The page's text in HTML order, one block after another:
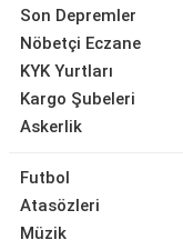
Son Depremler
Nöbetçi Eczane
KYK Yurtları
Kargo Şubeleri
Askerlik
Futbol
Atasözleri
Müzik